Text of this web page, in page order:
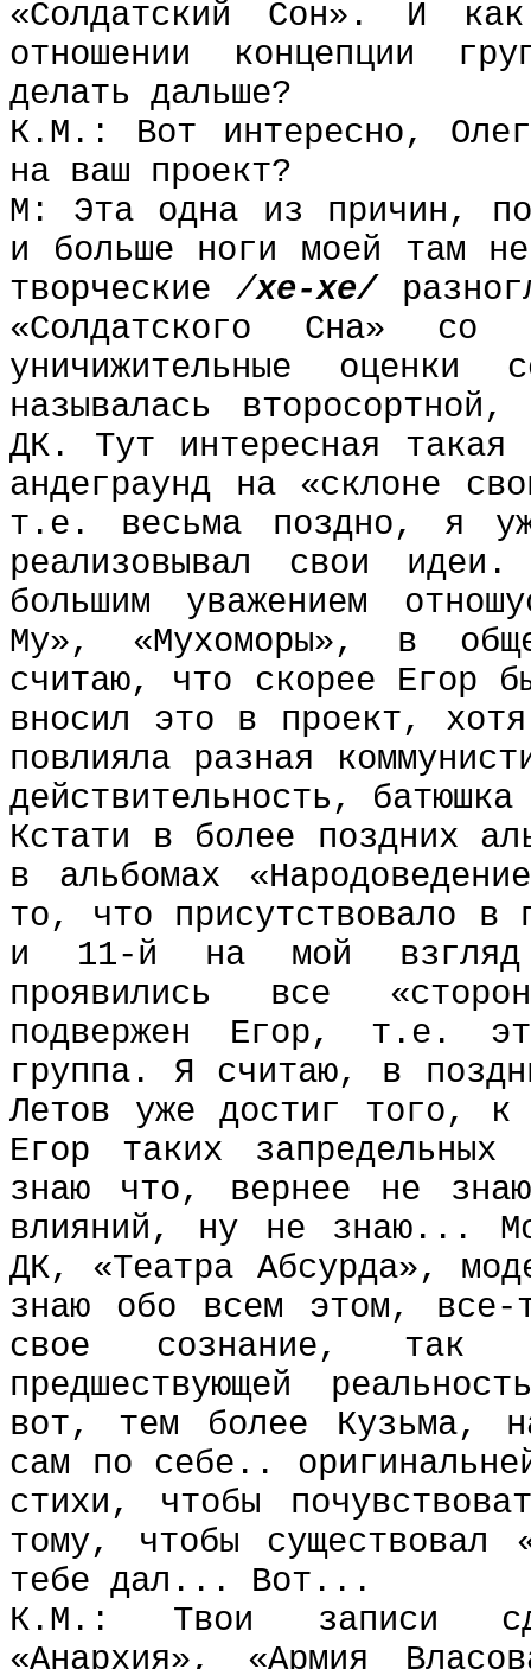
«Солдатский Сон». И
отношении концепции
делать дальше?
К.М.: Вот интересно,
на ваш проект?
М: Эта одна из причин, по
и больше ноги моей там
творческие/хе-хе/
«Солдатского Сна» со
уничижительные оценки
называлась
ДК. Тут интересная
андеграунд на «склоне
т.е. весьма поздно, я
реализовывал свои
большим уважением
Му», «Мухоморы», в
считаю, что скорее Егор
вносил это в проект,
повлияла разная
действительность,
Кстати в более поздних
в альбомах
то, что присутствовало
и 11-й на мой
проявились все
подвержен Егор, т.е.
группа. Я считаю, в
Летов уже достиг того, к
Егор таких
знаю что, вернее не
влияний, ну не
знаю...
ДК, «Театра Абсурда»,
знаю обо всем этом,
свое сознание, так
предшествующей
вот, тем более Кузьма,
сам по себе..
стихи, чтобы
тому, чтобы существовал
тебе дал... Вот...
К.М.: Твои записи
«Анархия», «Армия